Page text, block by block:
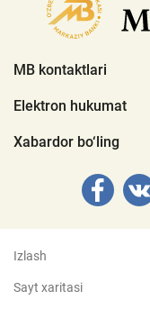
MB kontaktlari
Elektron hukumat
Xabardor bo‘ling
Izlash
Sayt xaritasi